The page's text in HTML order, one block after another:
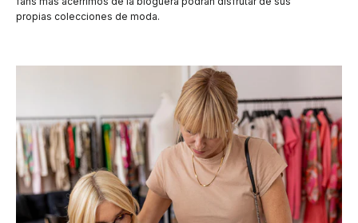
propias colecciones de moda.